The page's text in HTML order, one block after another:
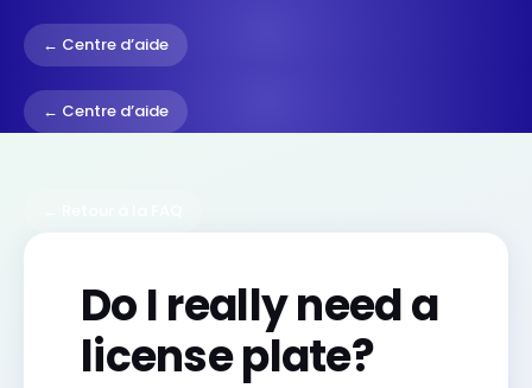
← Centre d’aide
← Centre d’aide
Do I really need a
license plate?